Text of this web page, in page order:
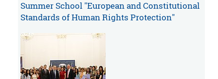
Summer School "European and Constitutional
Standards of Human Rights Protection"